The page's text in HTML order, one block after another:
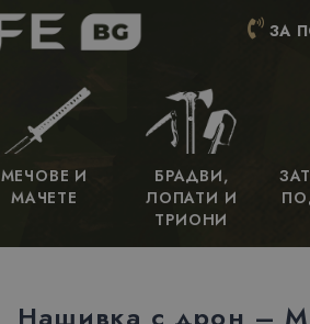
ЗА
МЕЧОВЕ И
МАЧЕТЕ
БРАДВИ,
ЛОПАТИ И
ТРИОНИ